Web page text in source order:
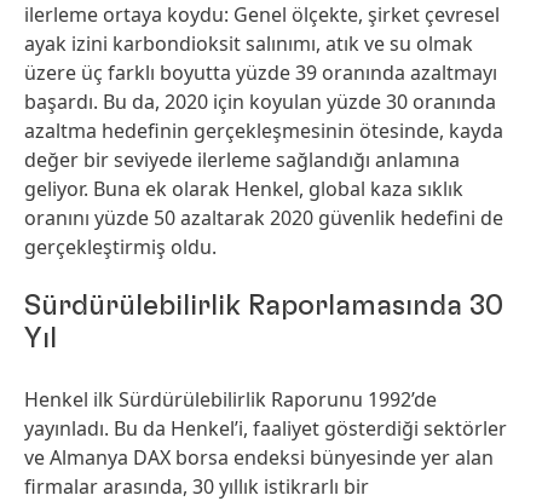
ilerleme ortaya koydu: Genel ölçekte, şirket çevresel
ayak izini karbondioksit salınımı, atık ve su olmak
üzere üç farklı boyutta yüzde 39 oranında azaltmayı
başardı. Bu da, 2020 için koyulan yüzde 30 oranında
azaltma hedefinin gerçekleşmesinin ötesinde, kayda
değer bir seviyede ilerleme sağlandığı anlamına
geliyor. Buna ek olarak Henkel, global kaza sıklık
oranını yüzde 50 azaltarak 2020 güvenlik hedefini de
gerçekleştirmiş oldu.
Sürdürülebilirlik Raporlamasında 30
Yıl
Henkel ilk Sürdürülebilirlik Raporunu 1992’de
yayınladı. Bu da Henkel’i, faaliyet gösterdiği sektörler
ve Almanya DAX borsa endeksi bünyesinde yer alan
firmalar arasında, 30 yıllık istikrarlı bir